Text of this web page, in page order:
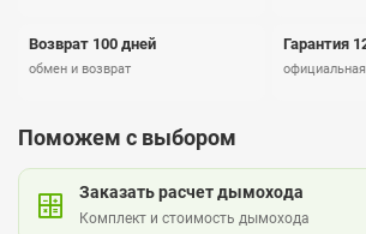
Возврат 100 дней
обмен и возврат
Гарантия
Поможем с выбором
Заказать расчет дымохода
Комплект и стоимость дымохода